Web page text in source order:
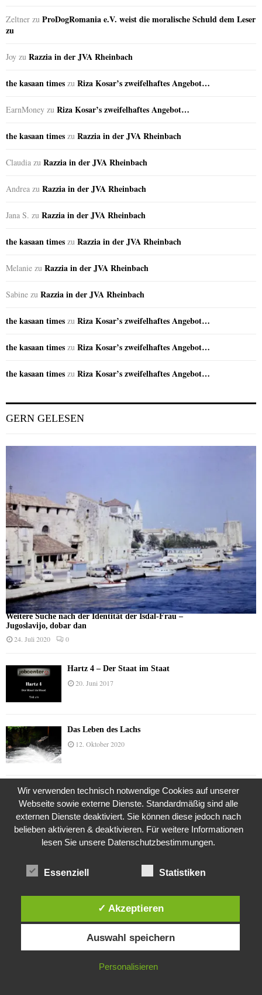
Zeltner zu ProDogRomania e.V. weist die moralische Schuld dem Leser
zu
Joy zu Razzia in der JVA Rheinbach
the kasaan times zu Riza Kosar’s zweifelhaftes Angebot…
EarnMoney zu Riza Kosar’s zweifelhaftes Angebot…
the kasaan times zu Razzia in der JVA Rheinbach
Claudia zu Razzia in der JVA Rheinbach
Andrea zu Razzia in der JVA Rheinbach
Jana S. zu Razzia in der JVA Rheinbach
the kasaan times zu Razzia in der JVA Rheinbach
Melanie zu Razzia in der JVA Rheinbach
Sabine zu Razzia in der JVA Rheinbach
the kasaan times zu Riza Kosar’s zweifelhaftes Angebot…
the kasaan times zu Riza Kosar’s zweifelhaftes Angebot…
the kasaan times zu Riza Kosar’s zweifelhaftes Angebot…
GERN GELESEN
Weitere Suche nach der Identität der Isdal-Frau –
Jugoslavijo, dobar dan
24. Juli 2020 0
Hartz 4 – Der Staat im Staat
20. Juni 2017
Das Leben des Lachs
12. Oktober 2020
Die Geschichte der Kubushäuser
9. Juli 2018
Die Brexit-Lüge (1/8 Teil)
Diese Website verwendet Cookies. Durch die weitere Nutzung dieser
Website stimmst du der Verwendung von Cookies zu.
IN ORDNUNG
Wir verwenden technisch notwendige Cookies auf unserer
Webseite sowie externe Dienste. Standardmäßig sind alle
externen Dienste deaktiviert. Sie können diese jedoch nach
belieben aktivieren & deaktivieren. Für weitere Informationen
lesen Sie unsere Datenschutzbestimmungen.
Essenziell Statistiken
✓ Akzeptieren
Auswahl speichern
Personalisieren